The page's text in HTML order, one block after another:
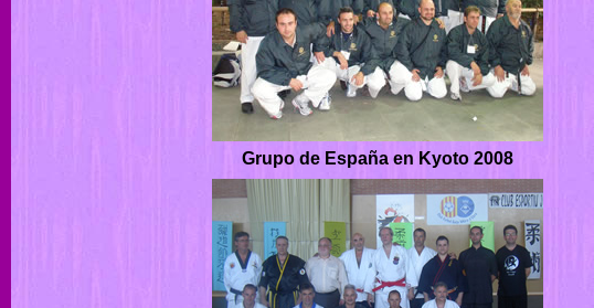
Grupo de España en Kyoto 2008